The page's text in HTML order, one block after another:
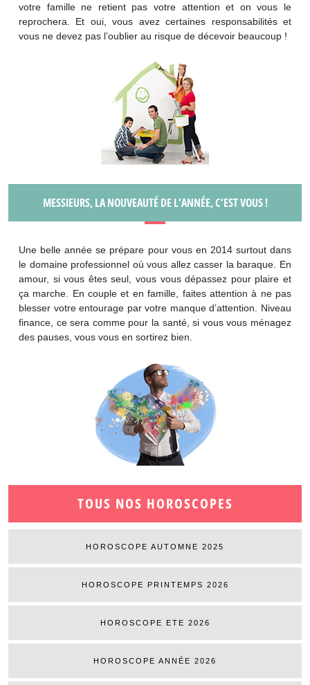
TOUS NOS HOROSCOPES
HOROSCOPE AUTOMNE 2025
HOROSCOPE PRINTEMPS 2026
HOROSCOPE ETE 2026
HOROSCOPE ANNÉE 2026
votre famille ne retient pas votre attention et on vous le
reprochera. Et oui, vous avez certaines responsabilités et
vous ne devez pas l’oublier au risque de décevoir beaucoup !
MESSIEURS, LA NOUVEAUTÉ DE L’ANNÉE, C’EST VOUS !
Une belle année se prépare pour vous en 2014 surtout dans
le domaine professionnel où vous allez casser la baraque. En
amour, si vous êtes seul, vous vous dépassez pour plaire et
ça marche. En couple et en famille, faites attention à ne pas
blesser votre entourage par votre manque d’attention. Niveau
finance, ce sera comme pour la santé, si vous vous ménagez
des pauses, vous vous en sortirez bien.